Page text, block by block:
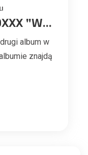
Album zespołu DOXXX "Wszystko dla miłości"
album w
znajdą